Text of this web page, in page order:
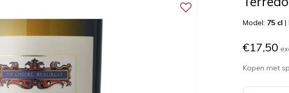
Model: 75 cl |
€17,50
Kopen met